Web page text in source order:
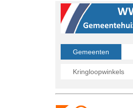
Gemeenten
Kringloopwinkels